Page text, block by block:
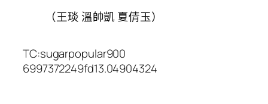
（王琰 溫帥凱 夏倩玉）
TC:sugarpopular900
6997372249fd13.04904324